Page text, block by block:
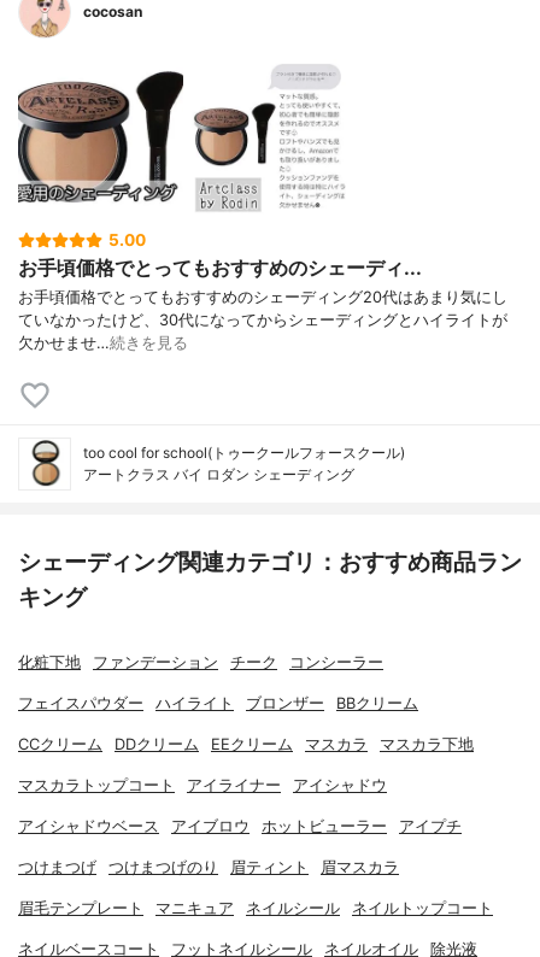
cocosan
5.00
お手頃価格でとってもおすすめのシェーディ...
お手頃価格でとってもおすすめのシェーディングㅤㅤㅤㅤㅤㅤㅤㅤㅤㅤㅤ20代はあまり気にし
ていなかったけど、30代になってからシェーディングとハイライトが
欠かせませ…続きを見る
too cool for school(トゥークールフォースクール)
アートクラス バイ ロダン シェーディング
シェーディング関連カテゴリ：おすすめ商品ラン
キング
化粧下地 ファンデーション チーク コンシーラー
フェイスパウダー ハイライト ブロンザー BBクリーム
CCクリーム DDクリーム EEクリーム マスカラ マスカラ下地
マスカラトップコート アイライナー アイシャドウ
アイシャドウベース アイブロウ ホットビューラー アイプチ
つけまつげ つけまつげのり 眉ティント 眉マスカラ
眉毛テンプレート マニキュア ネイルシール ネイルトップコート
ネイルベースコート フットネイルシール ネイルオイル 除光液